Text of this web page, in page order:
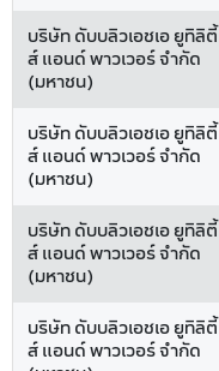
บริษัท ดับบลิวเอชเอ ยูทิลิตี้
ส์ แอนด์ พาวเวอร์ จำกัด
(มหาชน)
บริษัท ดับบลิวเอชเอ ยูทิลิตี้
ส์ แอนด์ พาวเวอร์ จำกัด
(มหาชน)
บริษัท ดับบลิวเอชเอ ยูทิลิตี้
ส์ แอนด์ พาวเวอร์ จำกัด
(มหาชน)
บริษัท ดับบลิวเอชเอ ยูทิลิตี้
ส์ แอนด์ พาวเวอร์ จำกัด